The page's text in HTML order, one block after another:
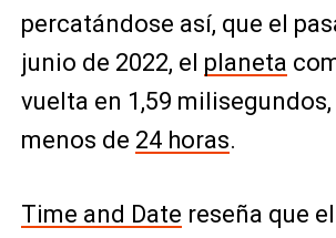
percatándose así, que el
junio de 2022, el planeta
vuelta en 1,59 milisegundos,
menos de 24 horas.
Time and Date reseña que